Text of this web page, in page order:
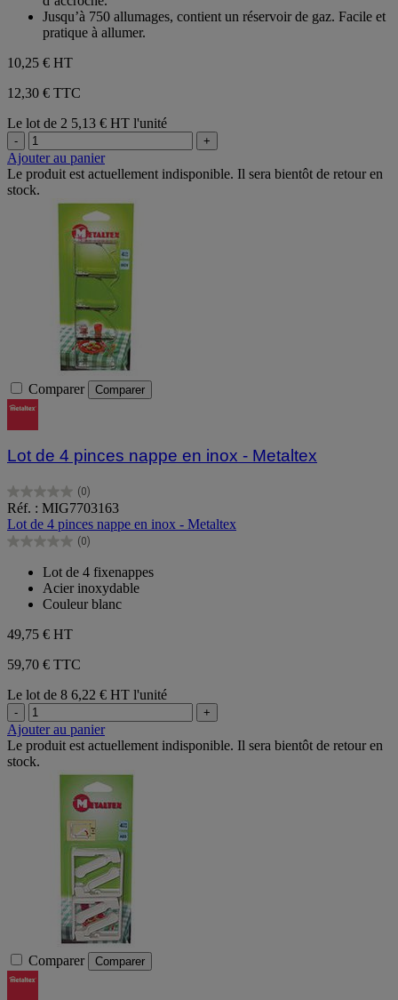
Jusqu’à 750 allumages, contient un réservoir de gaz. Facile et
pratique à allumer.
10,25 € HT
12,30 € TTC
Le lot de 2 5,13 € HT l'unité
- +
Ajouter au panier
Le produit est actuellement indisponible. Il sera bientôt de retour en
stock.
Comparer Comparer
Lot de 4 pinces nappe en inox - Metaltex
(0)
0.0
sur
5
étoiles.
Réf. : MIG7703163
Lot de 4 pinces nappe en inox - Metaltex
(0)
0.0
étoiles.
Lot de 4 fixenappes
Acier inoxydable
Couleur blanc
49,75 € HT
59,70 € TTC
Le lot de 8 6,22 € HT l'unité
- +
Ajouter au panier
Le produit est actuellement indisponible. Il sera bientôt de retour en
stock.
Comparer Comparer